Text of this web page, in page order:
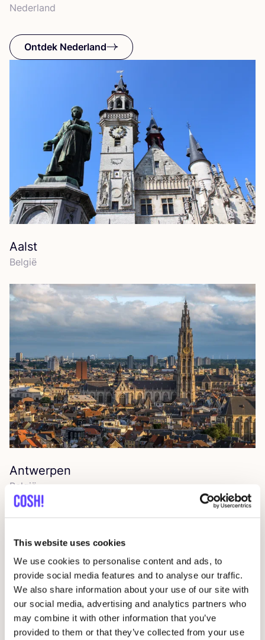
This website uses cookies
We use cookies to personalise content and ads, to
provide social media features and to analyse our traffic.
We also share information about your use of our site with
our social media, advertising and analytics partners who
may combine it with other information that you’ve
provided to them or that they’ve collected from your use
Neder­land
Ontdek Nederland
Aalst
Bel­gië
Antwerpen
Bel­gië